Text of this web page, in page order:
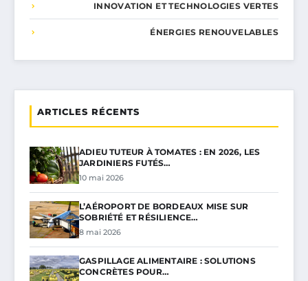
INNOVATION ET TECHNOLOGIES VERTES
ÉNERGIES RENOUVELABLES
ARTICLES RÉCENTS
ADIEU TUTEUR À TOMATES : EN 2026, LES
JARDINIERS FUTÉS…
10 mai 2026
L’AÉROPORT DE BORDEAUX MISE SUR
SOBRIÉTÉ ET RÉSILIENCE…
8 mai 2026
GASPILLAGE ALIMENTAIRE : SOLUTIONS
CONCRÈTES POUR…